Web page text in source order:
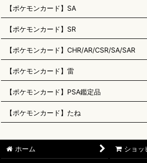
【ポケモンカード】SA
【ポケモンカード】SR
【ポケモンカード】CHR/AR/CSR/SA/SAR
【ポケモンカード】雷
【ポケモンカード】PSA鑑定品
【ポケモンカード】たね
ホーム ショッ